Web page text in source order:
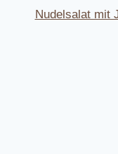
Nudelsalat mit